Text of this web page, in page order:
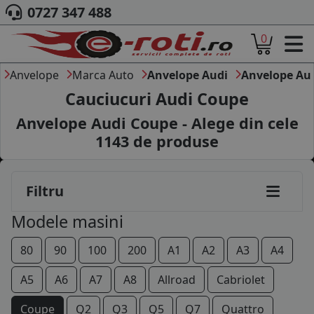
ACASA
DESPRE NOI
ANVELOPE
AUTO
CAMION
MOTO
MARCA AUTO
BLOG
B2B - COLABORARE COMPANII
CONT
0727 347 488
0
Anvelope Marca Auto Anvelope Audi Anvelope
Cauciucuri Audi Coupe
Anvelope Audi Coupe - Alege din cele
1143 de produse
Filtru
Modele masini
80 90 100 200 A1 A2 A3
A4
A5
A6 A7 A8 Allroad
Cabriolet
Coupe
Q2 Q3 Q5 Q7
Quattro